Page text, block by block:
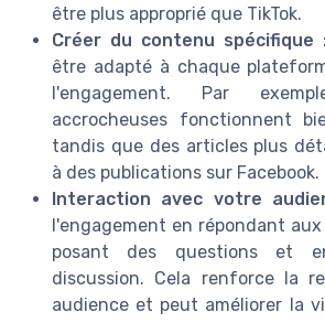
être plus approprié que TikTok.
Créer du contenu spécifique
être adapté à chaque
l'engagement. Par
accrocheuses fonctionnent
tandis que des articles plus
à des publications sur Facebook.
Interaction avec votre
l'engagement en répondant
posant des questions et
discussion. Cela renforce la
audience et peut améliorer la